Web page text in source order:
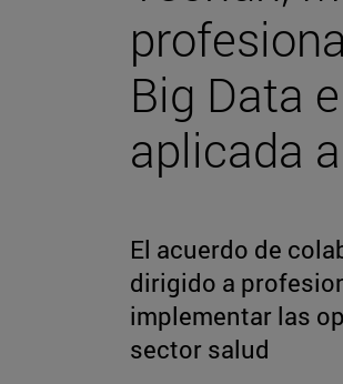
Big Data
aplicada
El acuerdo de
dirigido a
implementar las
sector salud